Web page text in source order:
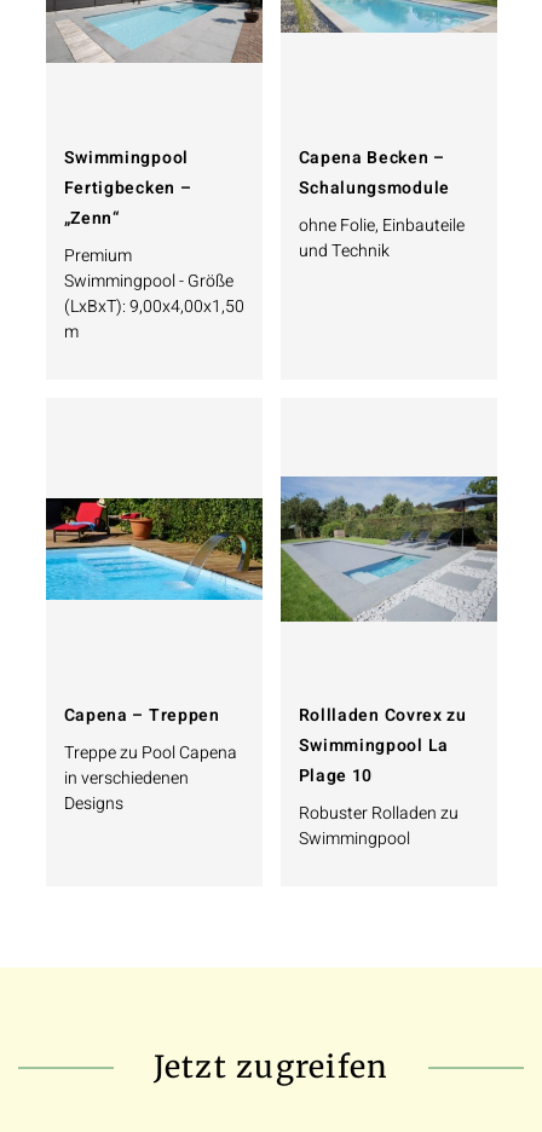
Swimmingpool
Fertigbecken –
„Zenn“
Premium
Swimmingpool - Größe
(LxBxT): 9,00x4,00x1,50
m
Capena Becken –
Schalungsmodule
ohne Folie, Einbauteile
und Technik
Capena – Treppen
Treppe zu Pool Capena
in verschiedenen
Designs
Rollladen Covrex zu
Swimmingpool La
Plage 10
Robuster Rolladen zu
Swimmingpool
Jetzt zugreifen